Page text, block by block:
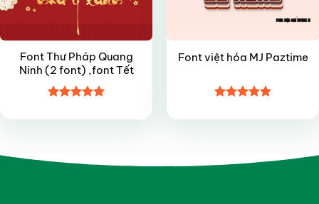
Font Thư Pháp Quang
Ninh (2 font) ,font Tết
hạng55
Font việt hóa MJ Paztime
hạng4.85